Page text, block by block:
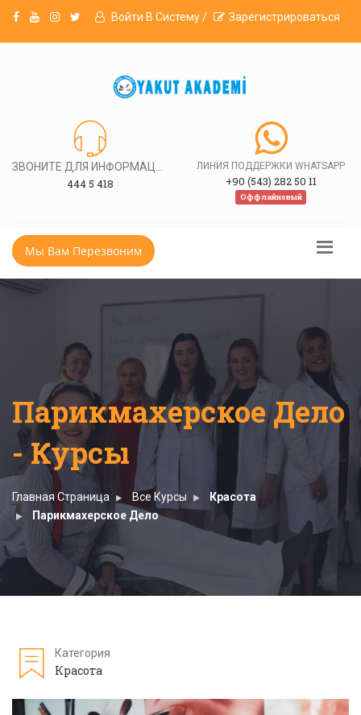
Войти В Систему / Зарегистрироваться
444 5 418
ЛИНИЯ ПОДДЕРЖКИ WHATSAPP
+90 (543) 282 50 11
Оффлайновый
Мы Вам Перезвоним
Парикмахерское Дело
- Курсы
Главная Страница Все Курсы
Красота
Парикмахерское Дело
Категория
Красота